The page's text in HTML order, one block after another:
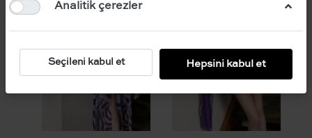
Analitik çerezler
Seçileni kabul et Hepsini kabul et